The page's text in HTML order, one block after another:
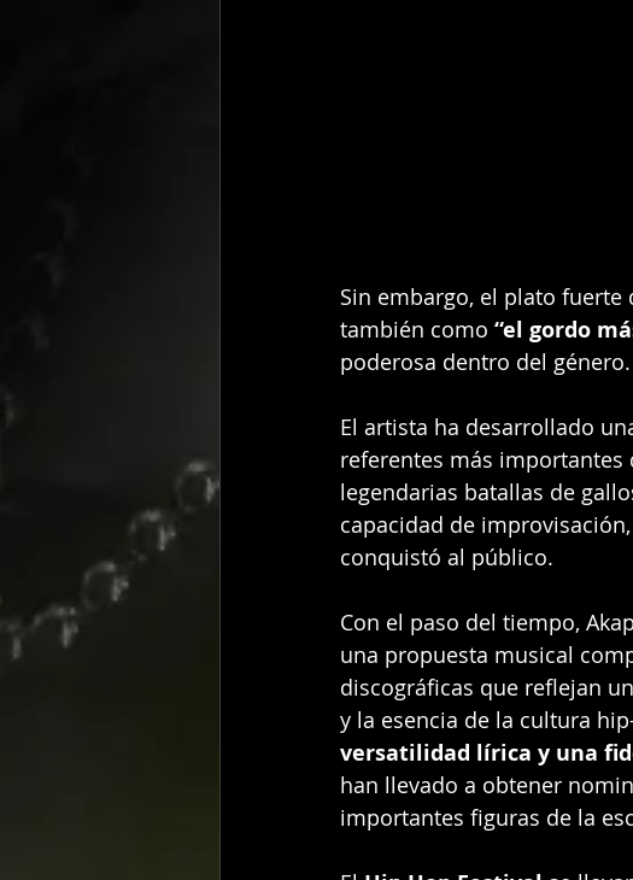
Sin embargo, el plato fuerte
también como “el gordo
poderosa dentro del género.
El artista ha desarrollado
referentes más importantes
legendarias batallas de
capacidad de
conquistó al público.
Con el paso del tiempo,
una propuesta musical
discográficas que reflejan
y la esencia de la cultura
versatilidad lírica y una
han llevado a obtener
importantes figuras de la